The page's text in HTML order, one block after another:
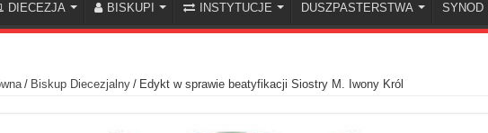
DIECEZJA BISKUPI INSTYTUCJE DUSZPASTERSTWA SYNOD
/ Biskup Diecezjalny / Edykt w sprawie beatyfikacji Siostry M. Iwony Król